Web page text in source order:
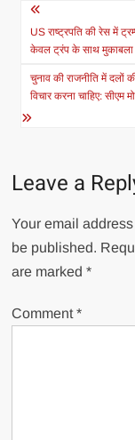
Post
US राष्ट्रपति की रेस में
केवल ट्रंप के साथ मुकाबला
चुनाव की राजनीति में दलों
विचार करना चाहिए: सीएम
Leave a
Your email
be published.
are marked*
Comment*